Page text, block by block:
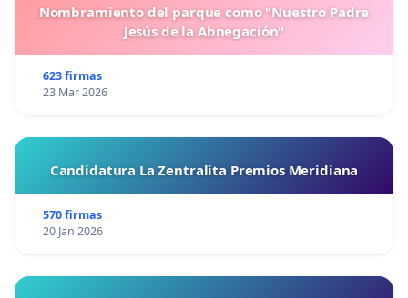
Nombramiento del parque como "Nuestro Padre
Jesús de la Abnegación"
623 firmas
23 Mar 2026
Candidatura La Zentralita Premios Meridiana
570 firmas
20 Jan 2026